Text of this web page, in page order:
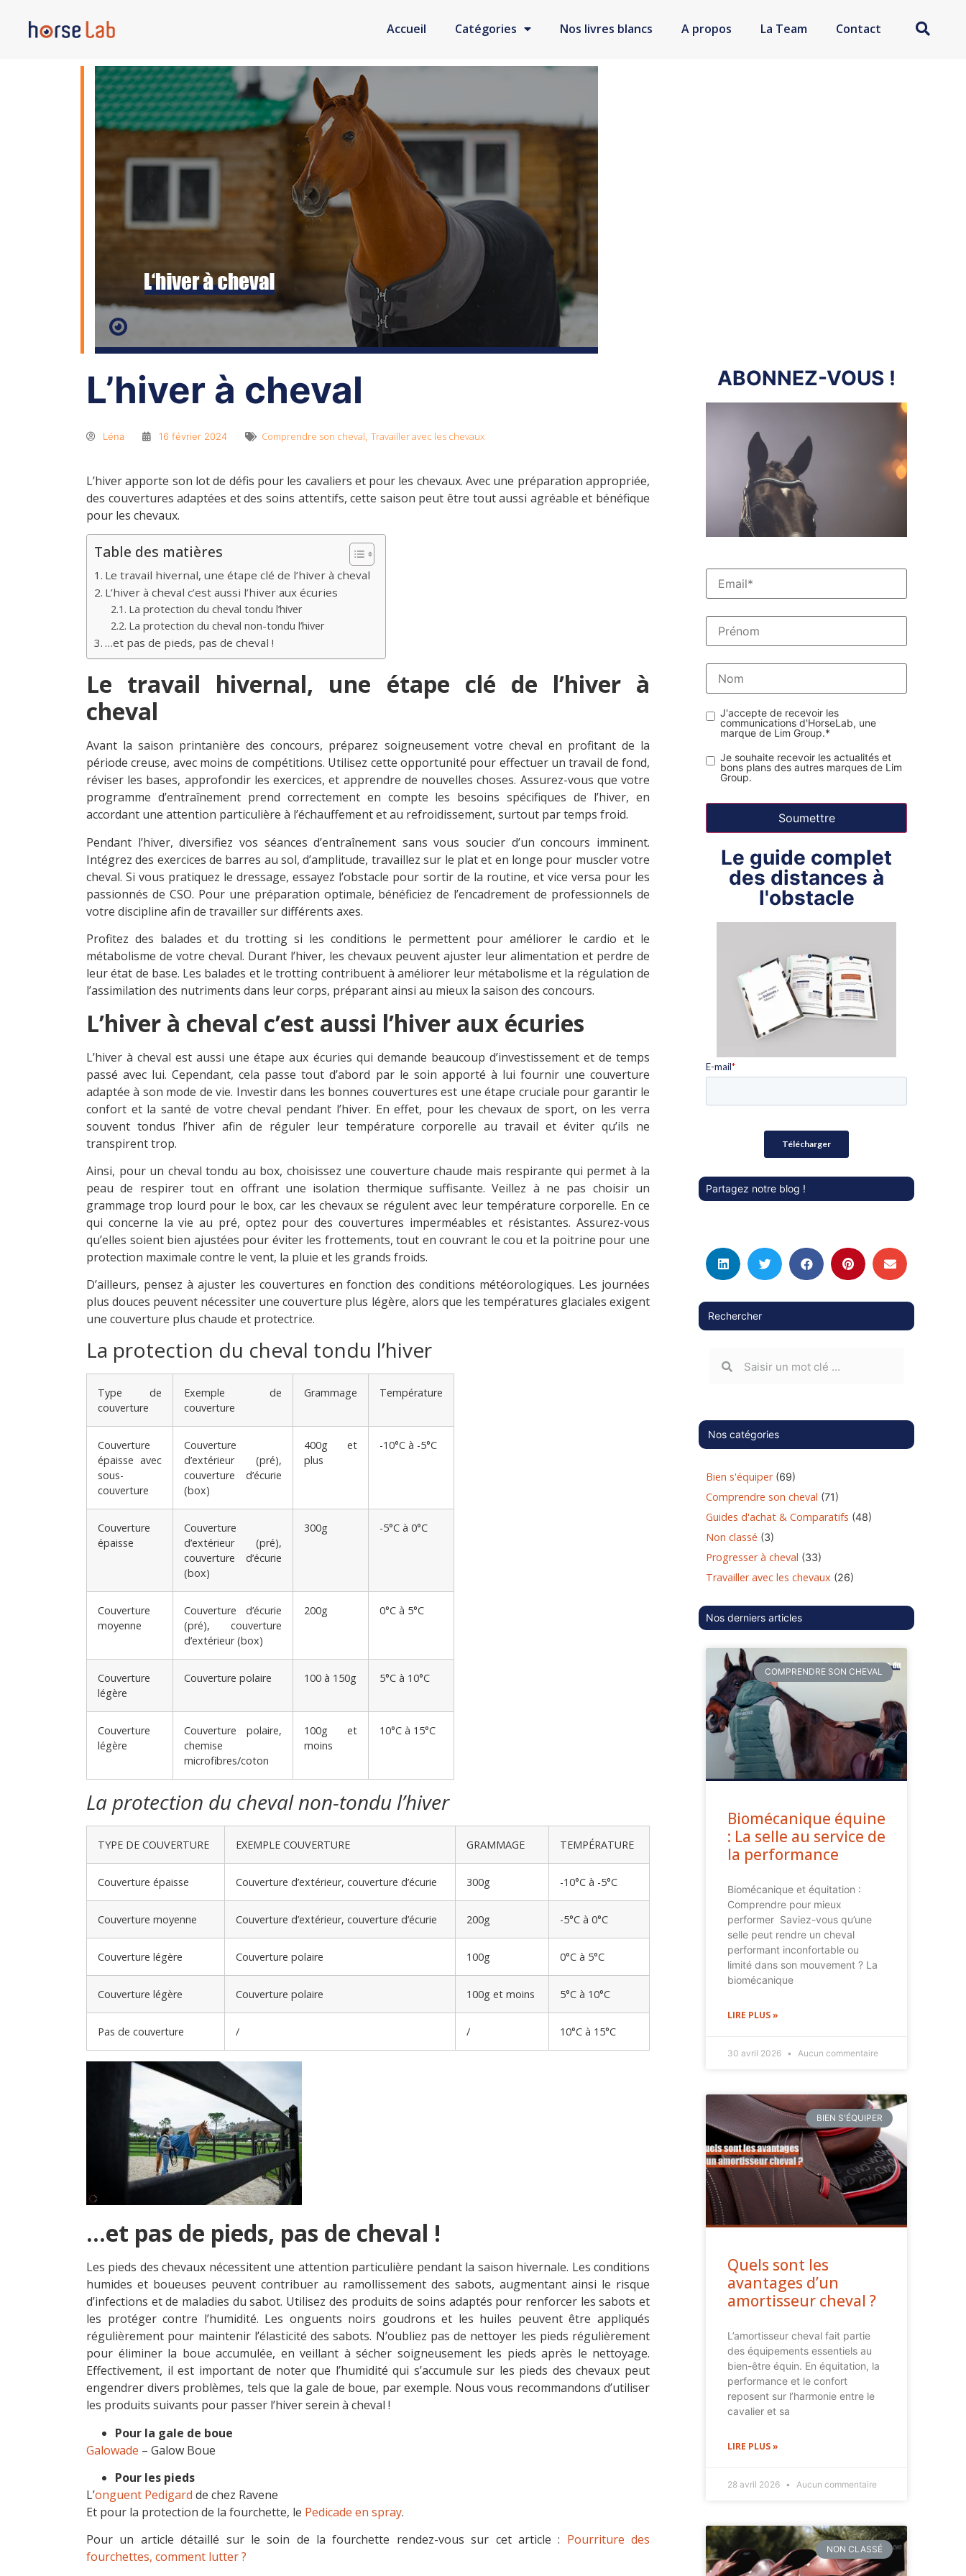
Accueil Catégories Nos livres blancs A propos La Team Contact
L’hiver à cheval
Léna 16 février 2024 Comprendre son cheval, Travailler avec les chevaux
L’hiver apporte son lot de défis pour les cavaliers et pour les chevaux. Avec une préparation appropriée,
des couvertures adaptées et des soins attentifs, cette saison peut être tout aussi agréable et bénéfique
pour les chevaux.
Table des matières
Le travail hivernal, une étape clé de l’hiver à cheval
L’hiver à cheval c’est aussi l’hiver aux écuries
La protection du cheval tondu l’hiver
La protection du cheval non-tondu l’hiver
…et pas de pieds, pas de cheval !
Le travail hivernal, une étape clé de l’hiver à
cheval
Avant la saison printanière des concours, préparez soigneusement votre cheval en profitant de la
période creuse, avec moins de compétitions. Utilisez cette opportunité pour effectuer un travail de fond,
réviser les bases, approfondir les exercices, et apprendre de nouvelles choses. Assurez-vous que votre
programme d’entraînement prend correctement en compte les besoins spécifiques de l’hiver, en
accordant une attention particulière à l’échauffement et au refroidissement, surtout par temps froid.
Pendant l’hiver, diversifiez vos séances d’entraînement sans vous soucier d’un concours imminent.
Intégrez des exercices de barres au sol, d’amplitude, travaillez sur le plat et en longe pour muscler votre
cheval. Si vous pratiquez le dressage, essayez l’obstacle pour sortir de la routine, et vice versa pour les
passionnés de CSO. Pour une préparation optimale, bénéficiez de l’encadrement de professionnels de
votre discipline afin de travailler sur différents axes.
Profitez des balades et du trotting si les conditions le permettent pour améliorer le cardio et le
métabolisme de votre cheval. Durant l’hiver, les chevaux peuvent ajuster leur alimentation et perdre de
leur état de base. Les balades et le trotting contribuent à améliorer leur métabolisme et la régulation de
l’assimilation des nutriments dans leur corps, préparant ainsi au mieux la saison des concours.
L’hiver à cheval c’est aussi l’hiver aux écuries
L’hiver à cheval est aussi une étape aux écuries qui demande beaucoup d’investissement et de temps
passé avec lui. Cependant, cela passe tout d’abord par le soin apporté à lui fournir une couverture
adaptée à son mode de vie. Investir dans les bonnes couvertures est une étape cruciale pour garantir le
confort et la santé de votre cheval pendant l’hiver. En effet, pour les chevaux de sport, on les verra
souvent tondus l’hiver afin de réguler leur température corporelle au travail et éviter qu’ils ne
transpirent trop.
Ainsi, pour un cheval tondu au box, choisissez une couverture chaude mais respirante qui permet à la
peau de respirer tout en offrant une isolation thermique suffisante. Veillez à ne pas choisir un
grammage trop lourd pour le box, car les chevaux se régulent avec leur température corporelle. En ce
qui concerne la vie au pré, optez pour des couvertures imperméables et résistantes. Assurez-vous
qu’elles soient bien ajustées pour éviter les frottements, tout en couvrant le cou et la poitrine pour une
protection maximale contre le vent, la pluie et les grands froids.
D’ailleurs, pensez à ajuster les couvertures en fonction des conditions météorologiques. Les journées
plus douces peuvent nécessiter une couverture plus légère, alors que les températures glaciales exigent
une couverture plus chaude et protectrice.
La protection du cheval tondu l’hiver
Type de
couverture
Exemple de
couverture
Grammage Température
Couverture
épaisse avec
sous-
couverture
Couverture
d’extérieur (pré),
couverture d’écurie
(box)
400g et
plus
-10°C à -5°C
Couverture
épaisse
Couverture
d’extérieur (pré),
couverture d’écurie
(box)
300g -5°C à 0°C
Couverture
moyenne
Couverture d’écurie
(pré), couverture
d’extérieur (box)
200g 0°C à 5°C
Couverture
légère
Couverture polaire 100 à 150g 5°C à 10°C
Couverture
légère
Couverture polaire,
chemise
microfibres/coton
100g et
moins
10°C à 15°C
La protection du cheval non-tondu l’hiver
TYPE DE COUVERTURE EXEMPLE COUVERTURE GRAMMAGE TEMPÉRATURE
Couverture épaisse Couverture d’extérieur, couverture d’écurie 300g -10°C à -5°C
Couverture moyenne Couverture d’extérieur, couverture d’écurie 200g -5°C à 0°C
Couverture légère Couverture polaire 100g 0°C à 5°C
Couverture légère Couverture polaire 100g et moins 5°C à 10°C
Pas de couverture / / 10°C à 15°C
…et pas de pieds, pas de cheval !
Les pieds des chevaux nécessitent une attention particulière pendant la saison hivernale. Les conditions
humides et boueuses peuvent contribuer au ramollissement des sabots, augmentant ainsi le risque
d’infections et de maladies du sabot. Utilisez des produits de soins adaptés pour renforcer les sabots et
les protéger contre l’humidité. Les onguents noirs goudrons et les huiles peuvent être appliqués
régulièrement pour maintenir l’élasticité des sabots. N’oubliez pas de nettoyer les pieds régulièrement
pour éliminer la boue accumulée, en veillant à sécher soigneusement les pieds après le nettoyage.
Effectivement, il est important de noter que l’humidité qui s’accumule sur les pieds des chevaux peut
engendrer divers problèmes, tels que la gale de boue, par exemple. Nous vous recommandons d’utiliser
les produits suivants pour passer l’hiver serein à cheval !
Pour la gale de boue
Galowade – Galow Boue
Pour les pieds
L’onguent Pedigard de chez Ravene
Et pour la protection de la fourchette, le Pedicade en spray.
Pour un article détaillé sur le soin de la fourchette rendez-vous sur cet article : Pourriture des
fourchettes, comment lutter ?
ABONNEZ-VOUS !
J'accepte de recevoir les
communications d'HorseLab, une
marque de Lim Group.*
Je souhaite recevoir les actualités et
bons plans des autres marques de Lim
Group.
Le guide complet
des distances à
l'obstacle
Partagez notre blog !
Rechercher
Nos catégories
Bien s'équiper(69)
Comprendre son cheval (71)
Guides d'achat & Comparatifs (48)
Non classé (3)
Progresser à cheval (33)
Travailler avec les chevaux (26)
Nos derniers articles
COMPRENDRE SON CHEVAL
Biomécanique équine
: La selle au service de
la performance
Biomécanique et équitation :
Comprendre pour mieux
performer Saviez-vous qu’une
selle peut rendre un cheval
performant inconfortable ou
limité dans son mouvement ? La
biomécanique
LIRE PLUS »
30 avril 2026 Aucun commentaire
BIEN S'ÉQUIPER
Quels sont les
avantages d’un
amortisseur cheval ?
L’amortisseur cheval fait partie
des équipements essentiels au
bien-être équin. En équitation, la
performance et le confort
reposent sur l’harmonie entre le
cavalier et sa
LIRE PLUS »
28 avril 2026 Aucun commentaire
NON CLASSÉ